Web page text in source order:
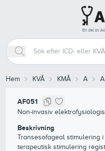
En del av
Hem KVÅ KMÅ A
AF051
Non-invasiv
Beskrivning
Transesofageal stimulering
terapeutisk stimulering